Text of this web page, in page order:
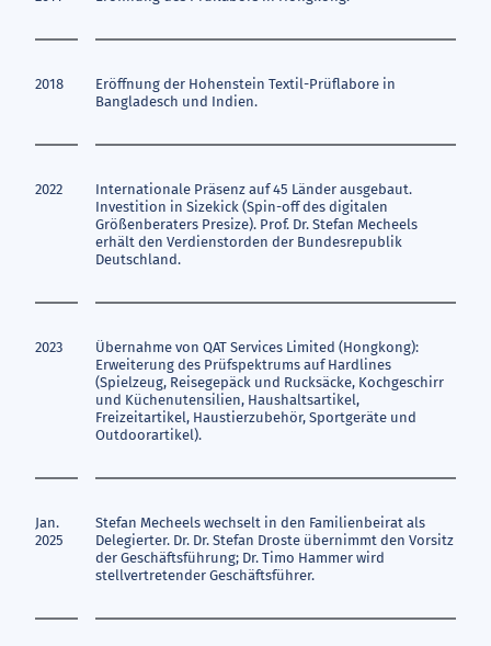
2018
Eröffnung der Hohenstein Textil-Prüflabore in
Bangladesch und Indien.
2022
Internationale Präsenz auf 45 Länder ausgebaut.
Investition in Sizekick (Spin-off des digitalen
Größenberaters Presize). Prof. Dr. Stefan Mecheels
erhält den Verdienstorden der Bundesrepublik
Deutschland.
2023
Übernahme von QAT Services Limited (Hongkong):
Erweiterung des Prüfspektrums auf Hardlines
(Spielzeug, Reisegepäck und Rucksäcke, Kochgeschirr
und Küchenutensilien, Haushaltsartikel,
Freizeitartikel, Haustierzubehör, Sportgeräte und
Outdoorartikel).
Jan.
2025
Stefan Mecheels wechselt in den Familienbeirat als
Delegierter. Dr. Dr. Stefan Droste übernimmt den Vorsitz
der Geschäftsführung; Dr. Timo Hammer wird
stellvertretender Geschäftsführer.